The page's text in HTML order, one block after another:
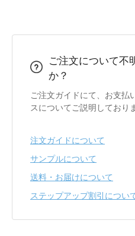
ご注文について不
か？
ご注文ガイドにて、お支払
スについてご説明しており
注文ガイドについて
サンプルについて
送料・お届けについて
ステップアップ割引につい